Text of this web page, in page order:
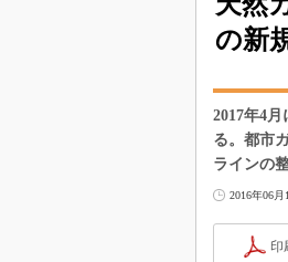
の新
2017年4
る。都市
ラインの
2016年06
印